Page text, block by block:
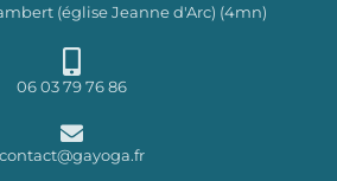
(église Jeanne d'Arc) (4mn)
06 03 79 76 86
contact@gayoga.fr